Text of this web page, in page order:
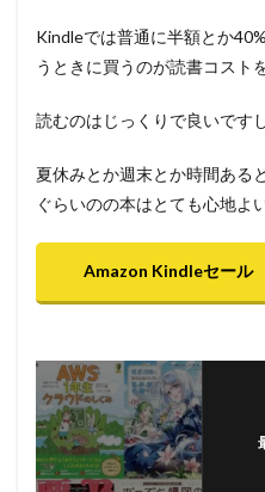
Kindleでは普通に半額とか
うときに買うのが読書コスト
読むのはじっくりで良いですし
夏休みとか週末とか時間ある
ぐらいのの本はとても心地よ
Amazon Kindleセール